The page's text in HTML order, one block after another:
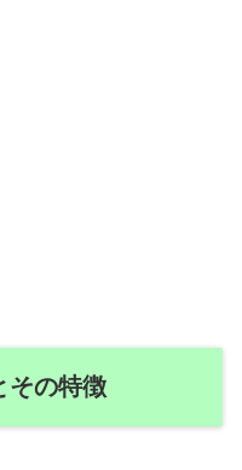
その特徴